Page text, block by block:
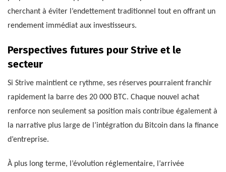
cherchant à éviter l’endettement traditionnel tout en offrant un
rendement immédiat aux investisseurs.
Perspectives futures pour Strive et le
secteur
Si Strive maintient ce rythme, ses réserves pourraient franchir
rapidement la barre des 20 000 BTC. Chaque nouvel achat
renforce non seulement sa position mais contribue également à
la narrative plus large de l’intégration du Bitcoin dans la finance
d’entreprise.
À plus long terme, l’évolution réglementaire, l’arrivée